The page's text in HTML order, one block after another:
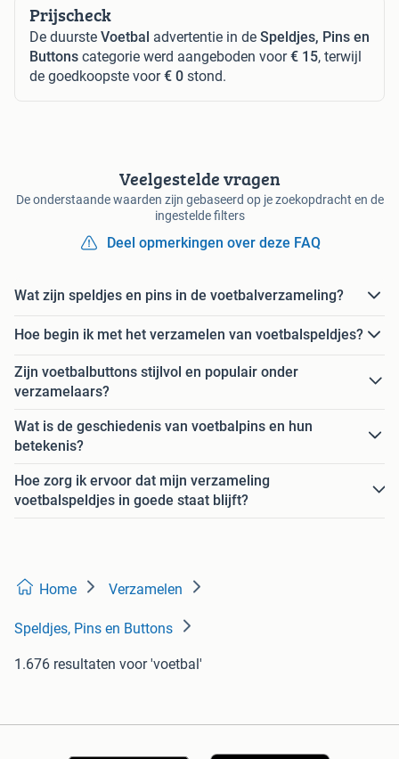
Prijscheck
De duurste Voetbal advertentie in de Speldjes, Pins en
Buttons categorie werd aangeboden voor€ 15, terwijl
de goedkoopste voor€ 0 stond.
Veelgestelde vragen
De onderstaande waarden zijn gebaseerd op je zoekopdracht en de
ingestelde filters
Deel opmerkingen over deze FAQ
Wat zijn speldjes en pins in de voetbalverzameling?
Hoe begin ik met het verzamelen van voetbalspeldjes?
Zijn voetbalbuttons stijlvol en populair onder
verzamelaars?
Wat is de geschiedenis van voetbalpins en hun
betekenis?
Hoe zorg ik ervoor dat mijn verzameling
voetbalspeldjes in goede staat blijft?
Home Verzamelen
Speldjes, Pins en Buttons
1.676 resultaten voor 'voetbal'